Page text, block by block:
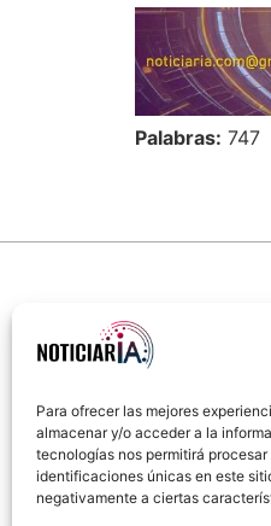
Para ofrecer las mejores
almacenar y/o acceder a la
tecnologías nos permitirá
identificaciones únicas en este
negativamente a ciertas
Palabras: 747
Sobre